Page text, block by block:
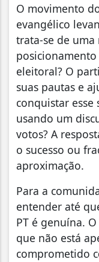
O movimento
evangélico
trata-se de uma
eleitoral? O
suas pautas e
conquistar esse
usando um
votos? A
o sucesso ou
aproximação.
Para a
entender até
PT é genuína.
que não está
comprometido